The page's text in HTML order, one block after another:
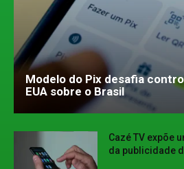
Modelo do Pix desafia
EUA sobre o Brasil
Cazé TV expõe
da publicidade